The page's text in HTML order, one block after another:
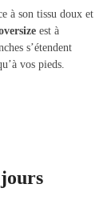
à son tissu doux et
est à
s’étendent
vos pieds.